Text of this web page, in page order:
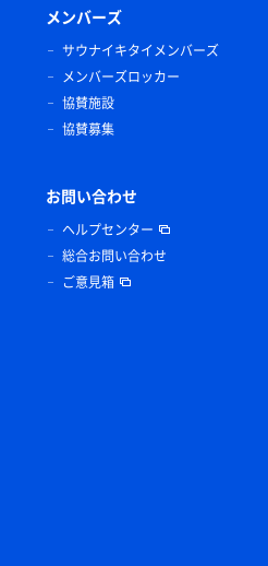
メンバーズ
サウナイキタイメンバーズ
メンバーズロッカー
協賛施設
協賛募集
お問い合わせ
ヘルプセンター
総合お問い合わせ
ご意見箱